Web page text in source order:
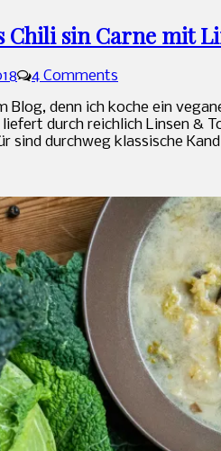
Chili sin Carne mit
4 Comments
Blog, denn ich koche ein
durch reichlich Linsen &
sind durchweg klassische